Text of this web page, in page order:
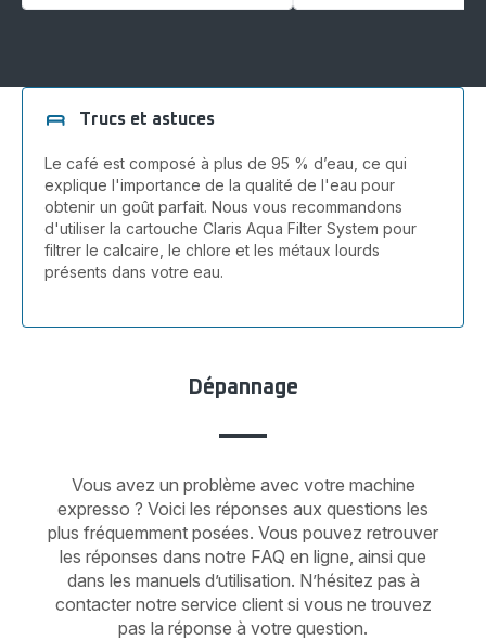
Trucs et astuces
Le café est composé à plus de 95 % d’eau, ce qui
explique l'importance de la qualité de l'eau pour
obtenir un goût parfait. Nous vous recommandons
d'utiliser la cartouche Claris Aqua Filter System pour
filtrer le calcaire, le chlore et les métaux lourds
présents dans votre eau.
Dépannage
Vous avez un problème avec votre machine
expresso ? Voici les réponses aux questions les
plus fréquemment posées. Vous pouvez retrouver
les réponses dans notre FAQ en ligne, ainsi que
dans les manuels d’utilisation. N’hésitez pas à
contacter notre service client si vous ne trouvez
pas la réponse à votre question.